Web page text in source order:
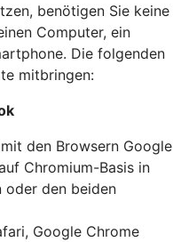
benötigen Sie keine
Computer, ein
Die folgenden
mitbringen:
den Browsern Google
Chromium-Basis in
oder den beiden
Google Chrome